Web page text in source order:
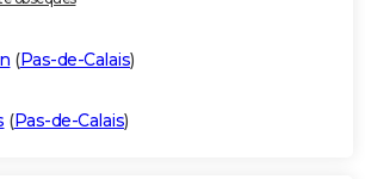
(Pas-de-Calais)
(Pas-de-Calais)